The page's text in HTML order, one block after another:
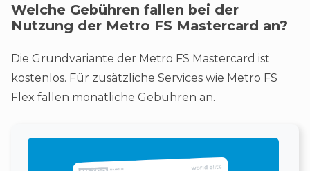
Welche Gebühren fallen bei der
Nutzung der Metro FS Mastercard an?
Die Grundvariante der Metro FS Mastercard ist
kostenlos. Für zusätzliche Services wie Metro FS
Flex fallen monatliche Gebühren an​​.